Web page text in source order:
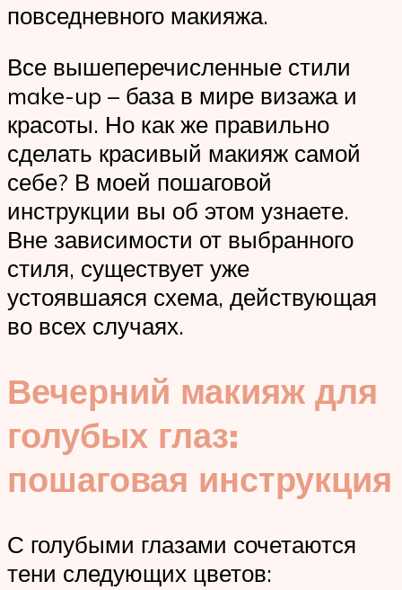
повседневного макияжа.
Все вышеперечисленные стили
make-up – база в мире визажа и
красоты. Но как же правильно
сделать красивый макияж самой
себе? В моей пошаговой
инструкции вы об этом узнаете.
Вне зависимости от выбранного
стиля, существует уже
устоявшаяся схема, действующая
во всех случаях.
Вечерний макияж для
голубых глаз:
пошаговая инструкция
С голубыми глазами сочетаются
тени следующих цветов: